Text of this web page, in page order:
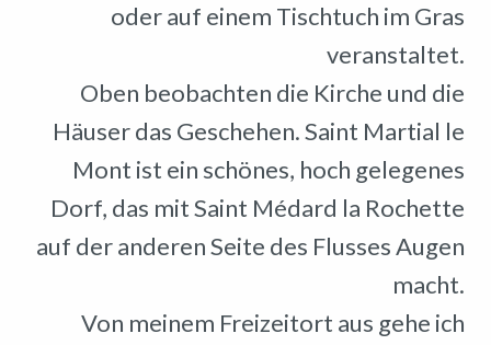
oder auf einem Tischtuch im Gras
veranstaltet.
Oben beobachten die Kirche und die
Häuser das Geschehen. Saint Martial le
Mont ist ein schönes, hoch gelegenes
Dorf, das mit Saint Médard la Rochette
auf der anderen Seite des Flusses Augen
macht.
Von meinem Freizeitort aus gehe ich